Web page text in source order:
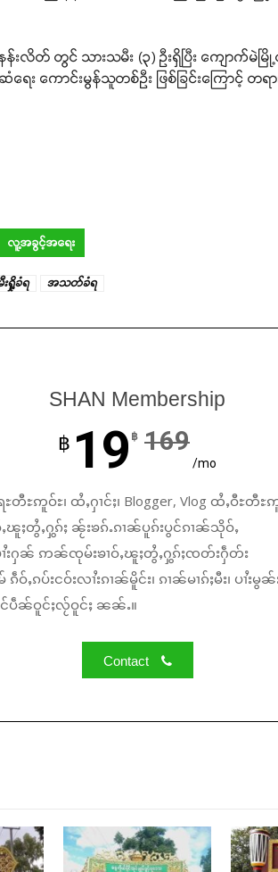
တွင် သားသမီး (၃) ဦးရှိပြီး ကျောက်မဲမြို့
း ကောင်းမွန်သူတစ်ဦး ဖြစ်ခြင်းကြောင့် တရ
လူ့အခွင့်အရေး
းရှို့ခံရ အသတ်ခံရ
SHAN Membership
฿ 19 ฿ 169
/mo
ႊတီႊဢူဝ်ႊ၊ ထႆႇႁၢင်ႈ၊ Blogger, Vlog ထႆႇဝီ
ႈတွႆႇႁွၵ်ႈ ၼႂ်းၶၵ်ႉၵၢၼ်ပူၵ်းပွင်ၵၢၼ်သိုဝ်ႇ
ၢႆးႁၼ် ဢၼ်ၸုမ်းၶၢဝ်ႇၽူႈတွႆႇႁွၵ်ႈၸတ်းႁဵတ်း
ႇၵပ်းငဝ်းလၢႆးၵၢၼ်မိူင်း၊ ၵၢၼ်မၢၵ်ႈမီး၊ ပၢႆး
င်ပဵၼ်ဝူင်ႈလႂ်ဝူင်ႈ ၼၼ်ႉ။
Contact